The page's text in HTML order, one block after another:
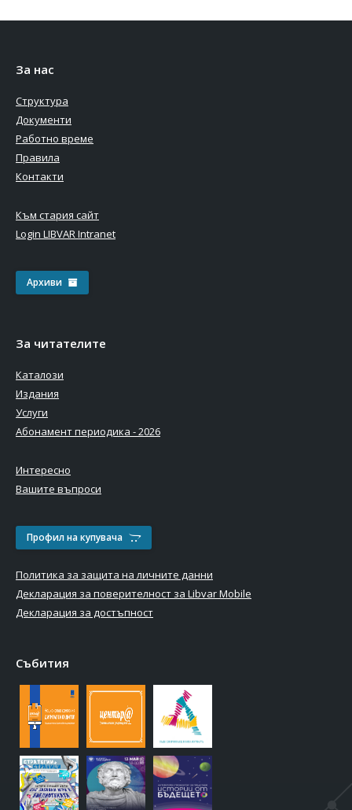
За нас
Структура
Документи
Работно време
Правила
Контакти
Към стария сайт
Login LIBVAR Intranet
Архиви
За читателите
Каталози
Издания
Услуги
Абонамент периодика - 2026
Интересно
Вашите въпроси
Профил на купувача
Политика за защита на личните данни
Декларация за поверителност за Libvar Mobile
Декларация за достъпност
Събития